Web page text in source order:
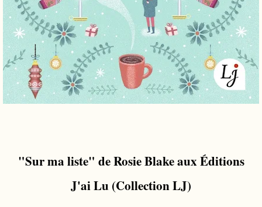
"Sur ma liste" de Rosie Blake aux Éditions
J'ai Lu (Collection LJ)